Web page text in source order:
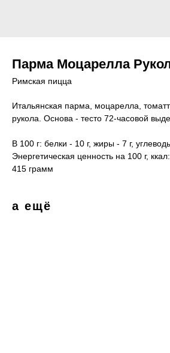
Парма Моцарелла
Римская пицца
Итальянская парма, моцарелла,
рукола. Основа - тесто 72-часовой
В 100 г: белки - 10 г, жиры - 7 г,
Энергетическая ценность на 100 г,
415 грамм
а ещё